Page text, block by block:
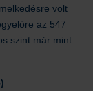
volt
az 547
szint már mint